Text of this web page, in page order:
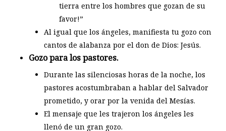
tierra entre los hombres que gozan de su
favor!”
Al igual que los ángeles, manifiesta tu gozo con
cantos de alabanza por el don de Dios: Jesús.
Gozo para los pastores.
Durante las silenciosas horas de la noche, los
pastores acostumbraban a hablar del Salvador
prometido, y orar por la venida del Mesías.
El mensaje que les trajeron los ángeles les
llenó de un gran gozo.